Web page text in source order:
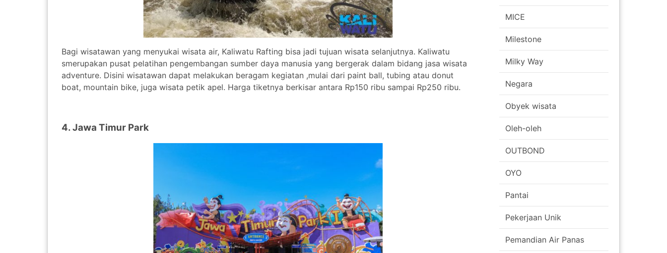
Bagi wisatawan yang menyukai wisata air, Kaliwatu Rafting bisa jadi tujuan wisata selanjutnya. Kaliwatu
smerupakan pusat pelatihan pengembangan sumber daya manusia yang bergerak dalam bidang jasa wisata
adventure. Disini wisatawan dapat melakukan beragam kegiatan ,mulai dari paint ball, tubing atau donut
boat, mountain bike, juga wisata petik apel. Harga tiketnya berkisar antara Rp150 ribu sampai Rp250 ribu.
4. Jawa Timur Park
MICE
Milestone
Milky Way
Negara
Obyek wisata
Oleh-oleh
OUTBOND
OYO
Pantai
Pekerjaan Unik
Pemandian Air Panas